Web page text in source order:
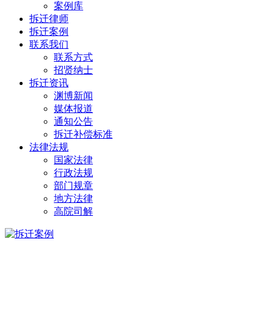
案例库
拆迁律师
拆迁案例
联系我们
联系方式
招贤纳士
拆迁资讯
渊博新闻
媒体报道
通知公告
拆迁补偿标准
法律法规
国家法律
行政法规
部门规章
地方法律
高院司解